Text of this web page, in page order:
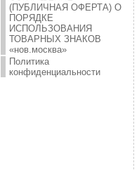
(ПУБЛИЧНАЯ ОФЕРТА) О
ПОРЯДКЕ
ИСПОЛЬЗОВАНИЯ
ТОВАРНЫХ ЗНАКОВ
«нов.москва»
Политика
конфиденциальности